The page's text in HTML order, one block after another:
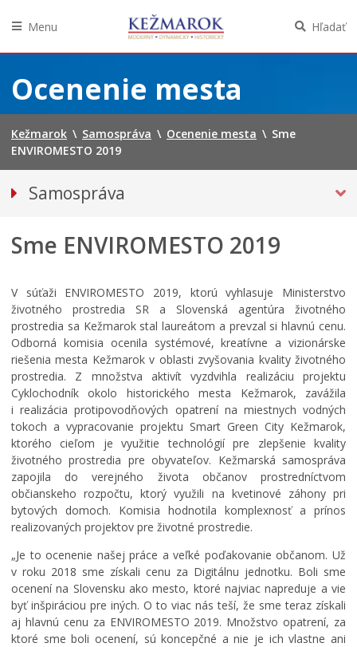
obsah
Menu Hľadať
Ocenenie mesta
Kežmarok \ Samospráva \ Ocenenie mesta \ Sme
ENVIROMESTO 2019
Samospráva
Mestské zastupiteľstvo
Mestská školská rada
Elektronická verejná správa
Centrálna úradná elektronická tabuľa
Všeobecne záväzné nariadenia
Územné plánovanie
Organizácie
Oznamy mesta
Transparentné mesto
Geo informačný systém – Kežmarok
Tlačové správy
OCENENIE MESTA
Investície a rekonštrukcie
Voľby do orgánov samosprávy obcí a samosprávnych
krajov 2026
Sme ENVIROMESTO 2019
V súťaži ENVIROMESTO 2019, ktorú vyhlasuje Ministerstvo
životného prostredia SR a Slovenská agentúra životného
prostredia sa Kežmarok stal laureátom a prevzal si hlavnú cenu.
Odborná komisia ocenila systémové, kreatívne a vizionárske
riešenia mesta Kežmarok v oblasti zvyšovania kvality životného
prostredia. Z množstva aktivít vyzdvihla realizáciu projektu
Cyklochodník okolo historického mesta Kežmarok, zavážila
i realizácia protipovodňových opatrení na miestnych vodných
tokoch a vypracovanie projektu Smart Green City Kežmarok,
ktorého cieľom je využitie technológií pre zlepšenie kvality
životného prostredia pre obyvateľov. Kežmarská samospráva
zapojila do verejného života občanov prostredníctvom
občianskeho rozpočtu, ktorý využili na kvetinové záhony pri
bytových domoch. Komisia hodnotila komplexnosť a prínos
realizovaných projektov pre životné prostredie.
„Je to ocenenie našej práce a veľké poďakovanie občanom. Už
v roku 2018 sme získali cenu za Digitálnu jednotku. Boli sme
ocenení na Slovensku ako mesto, ktoré najviac napreduje a vie
byť inšpiráciou pre iných. O to viac nás teší, že sme teraz získali
aj hlavnú cenu za ENVIROMESTO 2019. Množstvo opatrení, za
ktoré sme boli ocenení, sú koncepčné a nie je ich vlastne ani